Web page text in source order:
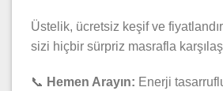
Üstelik, ücretsiz keşif ve
sizi hiçbir sürpriz masrafla
📞 Hemen Arayın: Enerji